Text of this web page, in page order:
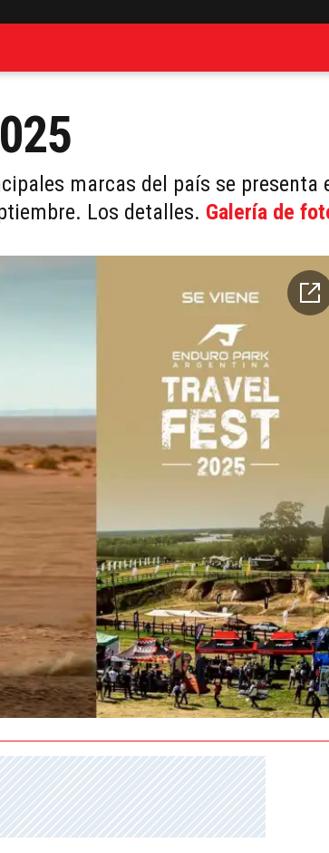
marcas del país se presenta
Los detalles. Galería de